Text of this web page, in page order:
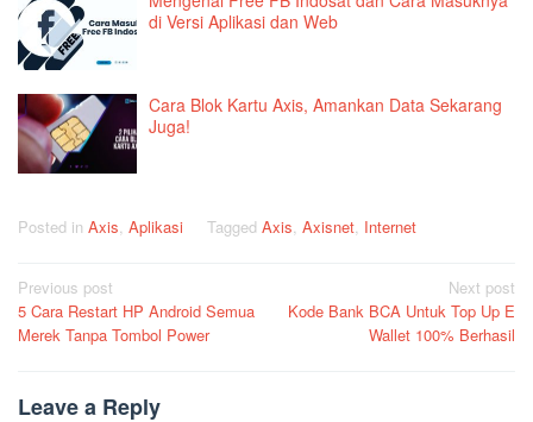
di Versi Aplikasi dan Web
Cara Blok Kartu Axis, Amankan Data Sekarang
Juga!
Posted in Axis, Aplikasi Tagged Axis, Axisnet, Internet
Post
navigation
Previous post
5 Cara Restart HP Android Semua
Merek Tanpa Tombol Power
Next post
Kode Bank BCA Untuk Top Up E
Wallet 100% Berhasil
Leave a Reply